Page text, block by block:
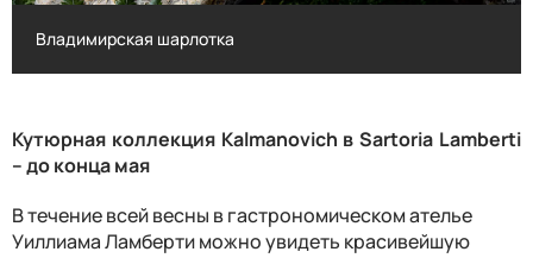
Владимирская шарлотка
Кутюрная коллекция Kalmanovich вSartoria Lamberti
– до конца мая
В течение всей весны в гастрономическом ателье
Уиллиама Ламберти можно увидеть красивейшую